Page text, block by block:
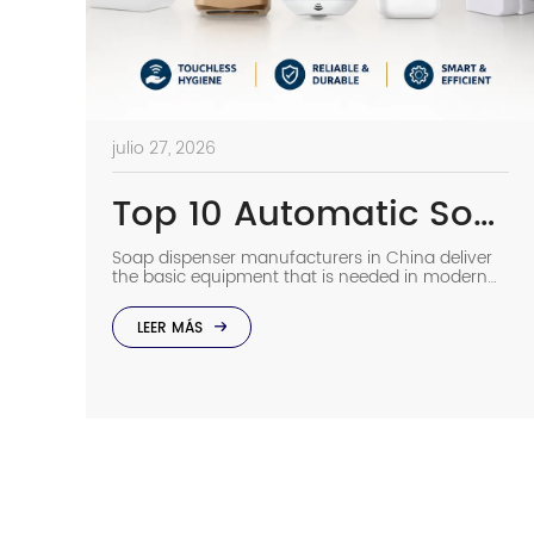
julio 27, 2026
Top 10 Automatic Soap Dispenser Manufacturers in China
Soap dispenser manufacturers in China deliver
the basic equipment that is needed in modern
commercial bathrooms where hygiene stands
first and foremost. In places such as airports,
even a failure of one sensor causes the soap to
run out and makes the floor slippery right away.
LEER MÁS